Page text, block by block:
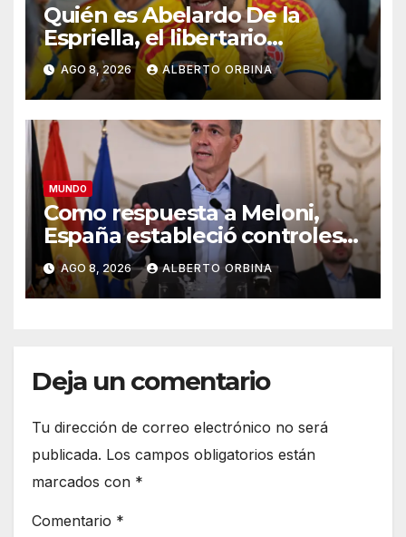
Quién es Abelardo De la
Espriella, el libertario
admirador de Javier Milei que
asumió la presidencia de
Colombia
AGO 8, 2026 ALBERTO ORBINA
MUNDO
Como respuesta a Meloni,
España estableció controles
fronterizos a viajeros desde
Italia
AGO 8, 2026 ALBERTO ORBINA
Deja un comentario
Tu dirección de correo electrónico no será
publicada. Los campos obligatorios están
marcados con *
Comentario *